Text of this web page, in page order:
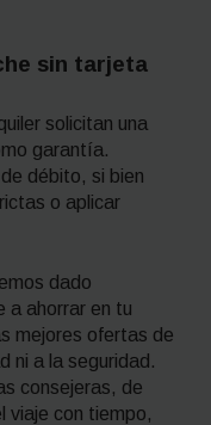
sin tarjeta
solicitan una
garantía.
débito, si bien
o aplicar
dado
a ahorrar en tu
mejores ofertas de
ni a la seguridad.
consejeras, de
viaje con tiempo,